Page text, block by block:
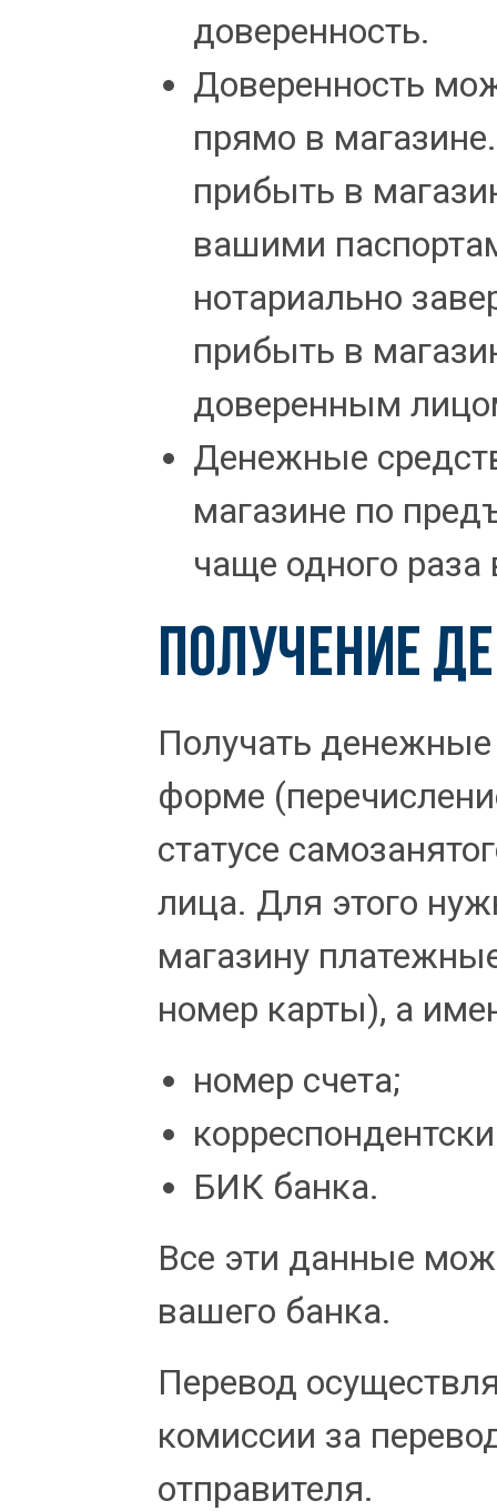
доверенность.
Доверенность
прямо в
прибыть в
вашими
нотариально
прибыть в
доверенным
Денежные
магазине по
чаще одного
ПОЛУЧЕНИЕ
Получать
форме
статусе
лица. Для этого
магазину
номер карты), а
номер счета;
БИК банка.
Все эти данные
вашего банка.
Перевод
комиссии за
отправителя.